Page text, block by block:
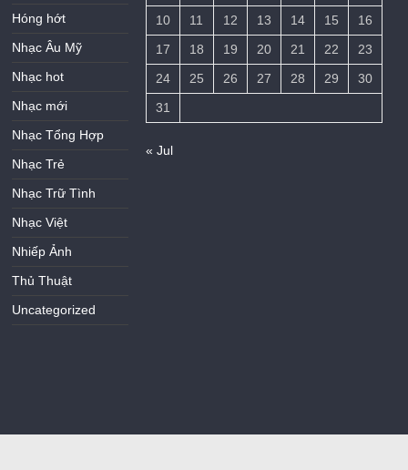
Hóng hớt
Nhạc Âu Mỹ
Nhạc hot
Nhạc mới
Nhạc Tổng Hợp
Nhạc Trẻ
Nhạc Trữ Tình
Nhạc Việt
Nhiếp Ảnh
Thủ Thuật
Uncategorized
10
11 12 13 14 15
16
17
18 19 20 21 22
23
24
25 26 27 28 29
30
31
« Jul